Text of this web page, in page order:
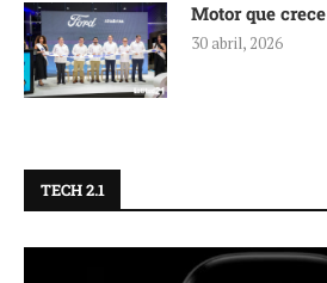
Motor que crece
30 abril, 2026
TECH 2.1